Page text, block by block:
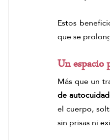
Estos
que se
Un espacio
Más que un
de
el cuerpo,
sin prisas ni